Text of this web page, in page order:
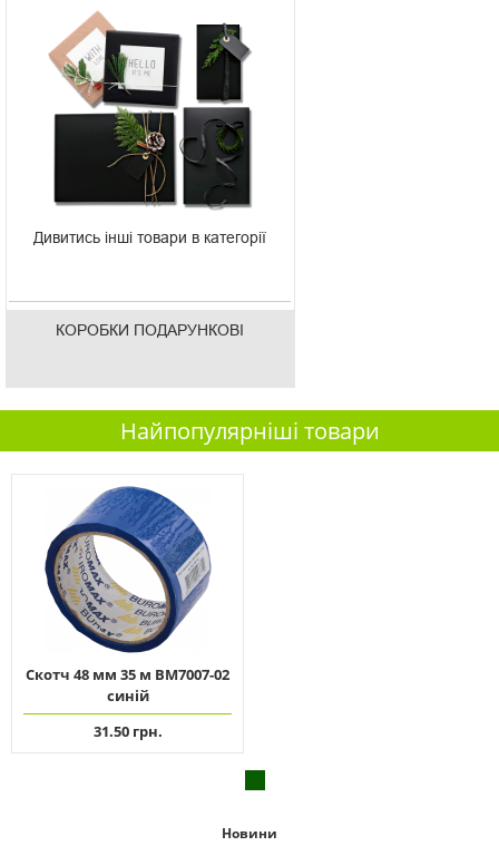
Дивитись інші товари в категорії
КОРОБКИ ПОДАРУНКОВІ
Найпопулярніші товари
Скотч 48 мм 35 м ВМ7007-02
синій
31.50 грн.
Новини